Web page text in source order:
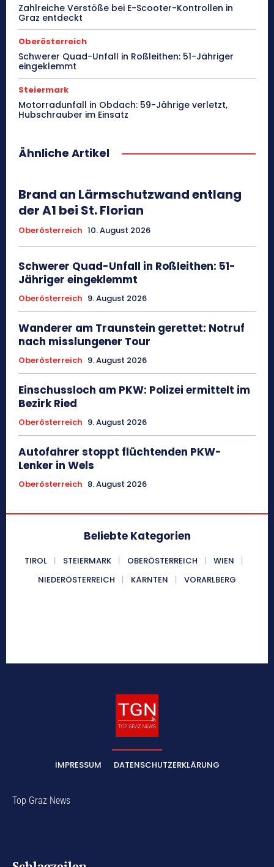
Zahlreiche Verstöße bei E-Scooter-Kontrollen in
Graz entdeckt
Oberösterreich
Schwerer Quad-Unfall in Roßleithen: 51-Jähriger
eingeklemmt
Steiermark
Motorradunfall in Obdach: 59-Jährige verletzt,
Hubschrauber im Einsatz
Ähnliche Artikel
Brand an Lärmschutzwand entlang
der A1 bei St. Florian
Oberösterreich 10. August 2026
Schwerer Quad-Unfall in Roßleithen: 51-
Jähriger eingeklemmt
Oberösterreich 9. August 2026
Wanderer am Traunstein gerettet: Notruf
nach misslungener Tour
Oberösterreich 9. August 2026
Einschussloch am PKW: Polizei ermittelt im
Bezirk Ried
Oberösterreich 9. August 2026
Autofahrer stoppt flüchtenden PKW-
Lenker in Wels
Oberösterreich 8. August 2026
Beliebte Kategorien
TIROL STEIERMARK OBERÖSTERREICH
WIEN
NIEDERÖSTERREICH
KÄRNTEN VORARLBERG
IMPRESSUM DATENSCHUTZERKLÄRUNG
Top Graz News